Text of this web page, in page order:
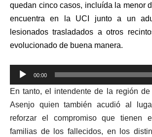
quedan cinco casos, incluída la menor
encuentra en la UCI junto a un
lesionados trasladados a otros
evolucionado de buena manera.
Reproductor
de
audio
00:00
En tanto, el intendente de la región
Asenjo quien también acudió al
reforzar el compromiso que tienen
familias de los fallecidos, en los